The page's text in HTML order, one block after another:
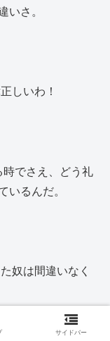
さ。
しいわ！
時でさえ、どう礼
るんだ。
奴は間違いなく
サイドバー